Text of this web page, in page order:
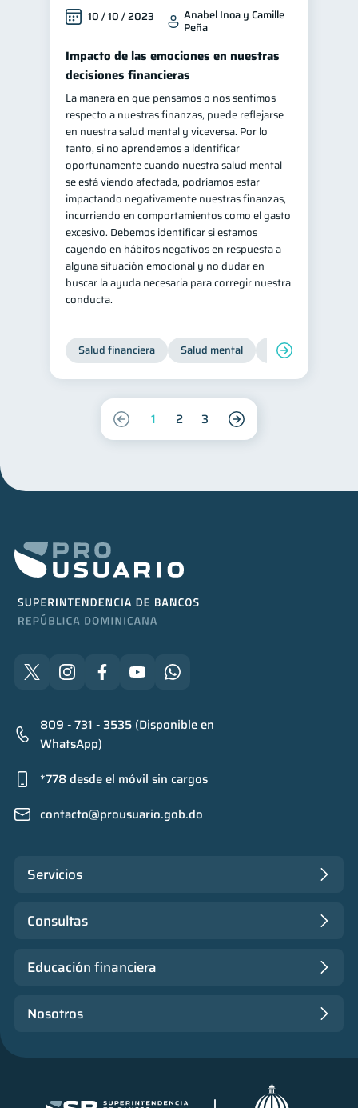
10 / 10 / 2023 Anabel Inoa y Camille
Peña
Impacto de las emociones en nuestras
decisiones financieras
La manera en que pensamos o nos sentimos
respecto a nuestras finanzas, puede reflejarse
en nuestra salud mental y viceversa. Por lo
tanto, si no aprendemos a identificar
oportunamente cuando nuestra salud mental
se está viendo afectada, podríamos estar
impactando negativamente nuestras finanzas,
incurriendo en comportamientos como el gasto
excesivo. Debemos identificar si estamos
cayendo en hábitos negativos en respuesta a
alguna situación emocional y no dudar en
buscar la ayuda necesaria para corregir nuestra
conducta.
Salud financiera Salud mental Inclusión
1 2 3
809 - 731 - 3535 (Disponible en
WhatsApp)
*778 desde el móvil sin cargos
contacto@prousuario.gob.do
Servicios
Consultas
Educación financiera
Nosotros